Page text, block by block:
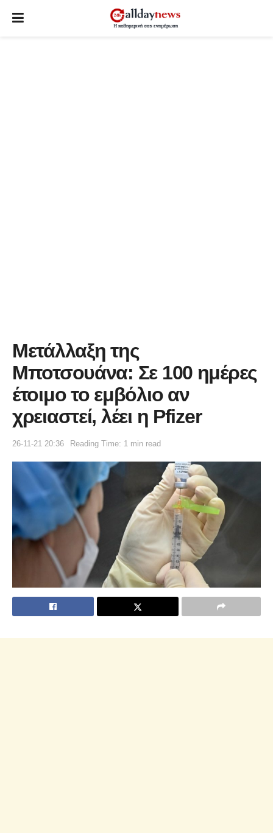
Μετάλλαξη της
Μποτσουάνα: Σε 100 ημέρες
έτοιμο το εμβόλιο αν
χρειαστεί, λέει η Pfizer
26-11-21 20:36 Reading Time: 1 min read